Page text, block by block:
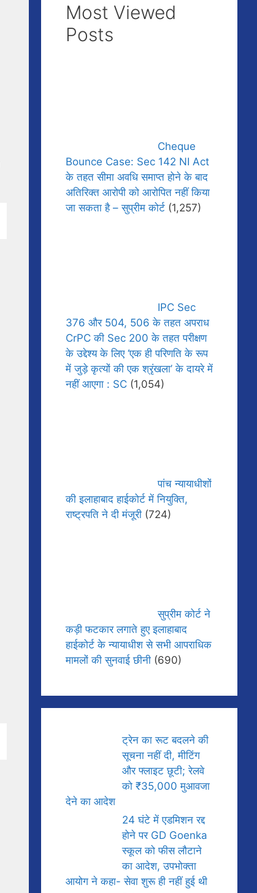
Most Viewed
Posts
Cheque
Bounce Case: Sec 142 NI Act
के तहत सीमा अवधि समाप्त होने के बाद
अतिरिक्त आरोपी को आरोपित नहीं किया
जा सकता है – सुप्रीम कोर्ट (1,257)
IPC Sec
376 और 504, 506 के तहत अपराध
CrPC की Sec 200 के तहत परीक्षण
के उद्देश्य के लिए ‘एक ही परिणति के रूप
में जुड़े कृत्यों की एक श्रृंखला’ के दायरे में
नहीं आएगा : SC (1,054)
पांच न्यायाधीशों
की इलाहाबाद हाईकोर्ट में नियुक्ति,
राष्ट्रपति ने दी मंजूरी (724)
सुप्रीम कोर्ट ने
कड़ी फटकार लगाते हुए इलाहाबाद
हाईकोर्ट के न्यायाधीश से सभी आपराधिक
मामलों की सुनवाई छीनी (690)
ट्रेन का रूट बदलने की
सूचना नहीं दी, मीटिंग
और फ्लाइट छूटी; रेलवे
को ₹35,000 मुआवजा
देने का आदेश
24 घंटे में एडमिशन रद्द
होने पर GD Goenka
स्कूल को फीस लौटाने
का आदेश, उपभोक्ता
आयोग ने कहा- सेवा शुरू ही नहीं हुई थी